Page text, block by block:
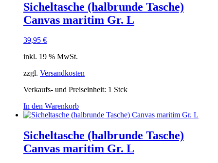
Sicheltasche (halbrunde Tasche)
Canvas maritim Gr. L
39,95 €
inkl. 19 % MwSt.
zzgl. Versandkosten
Verkaufs- und Preiseinheit: 1 Stck
In den Warenkorb
Sicheltasche (halbrunde Tasche)
Canvas maritim Gr. L